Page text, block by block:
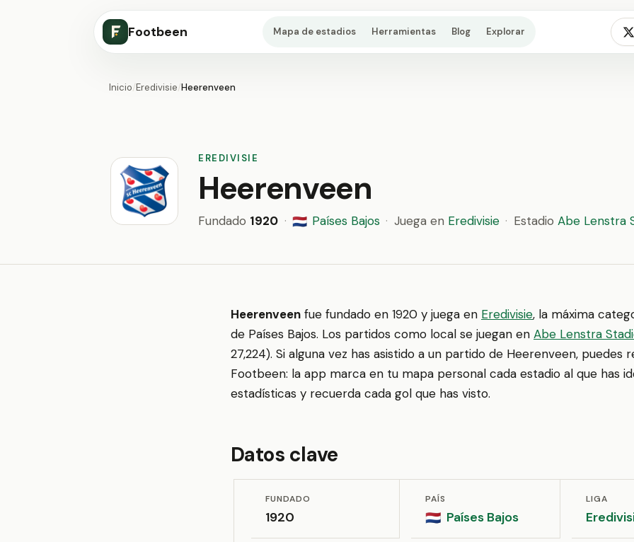
Footbeen Mapa de estadios Herramientas Blog Explorar
Inicio/Eredivisie/Heerenveen
EREDIVISIE
Heerenveen
Fundado 1920 · 🇳🇱 Países Bajos · Juega en Eredivisie · Estadio Abe Lenstra
Heerenveen fue fundado en 1920 y juega en Eredivisie, la máxima
de Países Bajos. Los partidos como local se juegan en Abe Lenstra
27,224). Si alguna vez has asistido a un partido de Heerenveen, puedes
Footbeen: la app marca en tu mapa personal cada estadio al que has
estadísticas y recuerda cada gol que has visto.
Datos clave
FUNDADO
1920
PAÍS
🇳🇱 Países Bajos
LIGA